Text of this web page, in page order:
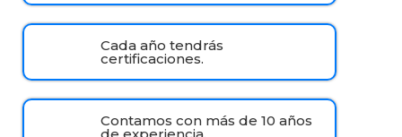
Cada año tendrás
certificaciones.
Contamos con más de 10 años